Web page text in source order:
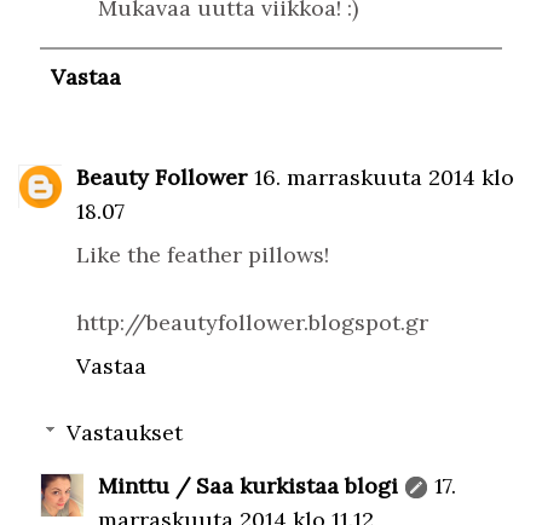
Mukavaa uutta viikkoa! :)
Vastaa
Beauty Follower 16. marraskuuta 2014 klo
18.07
Like the feather pillows!
http://beautyfollower.blogspot.gr
Vastaa
Vastaukset
Minttu / Saa kurkistaa blogi
17.
marraskuuta 2014 klo 11.12